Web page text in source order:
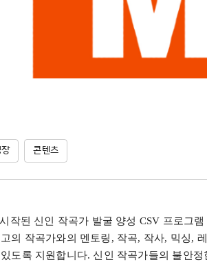
콘텐츠
작된 신인 작곡가 발굴 양성 CSV 프로그램
의 작곡가와의 멘토링 , 작곡, 작사, 믹싱,
도록 지원합니다. 신인 작곡가들의 불안정